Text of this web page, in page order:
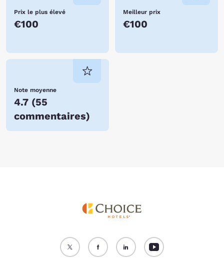
Prix le plus élevé
€100
Meilleur prix
€100
Note moyenne
4.7 (55
commentaires)